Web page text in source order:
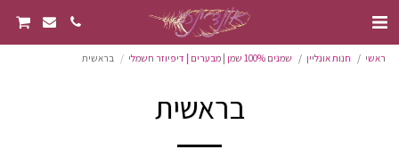
ראשי חנות אונליין שמנים 100% שמן | מבערים | דיפיוזר חשמלי בראשית
בראשית